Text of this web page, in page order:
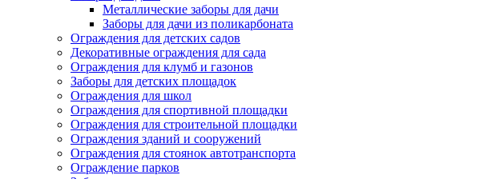
Металлические заборы для дачи
Заборы для дачи из поликарбоната
Ограждения для детских садов
Декоративные ограждения для сада
Ограждения для клумб и газонов
Заборы для детских площадок
Ограждения для школ
Ограждения для спортивной площадки
Ограждения для строительной площадки
Ограждения зданий и сооружений
Ограждения для стоянок автотранспорта
Ограждение парков